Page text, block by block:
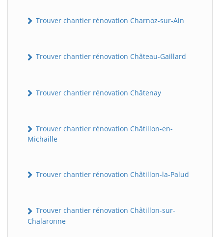
Trouver chantier rénovation Charnoz-sur-Ain
Trouver chantier rénovation Château-Gaillard
Trouver chantier rénovation Châtenay
Trouver chantier rénovation Châtillon-en-
Michaille
Trouver chantier rénovation Châtillon-la-Palud
Trouver chantier rénovation Châtillon-sur-
Chalaronne